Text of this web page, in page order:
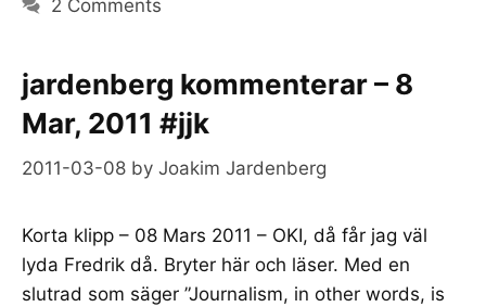
2 Comments
jardenberg kommenterar – 8
Mar, 2011 #jjk
2011-03-08 by Joakim Jardenberg
Korta klipp – 08 Mars 2011 – OKI, då får jag väl
lyda Fredrik då. Bryter här och läser. Med en
slutrad som säger ”Journalism, in other words, is